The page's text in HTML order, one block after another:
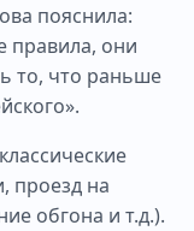
пояснила:
правила, они
то, что раньше
проезд на
обгона и т.д.).